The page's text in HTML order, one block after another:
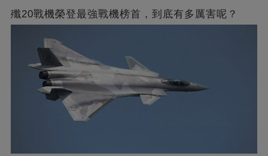
殲20戰機榮登最強戰機榜首，到底有多厲害呢？